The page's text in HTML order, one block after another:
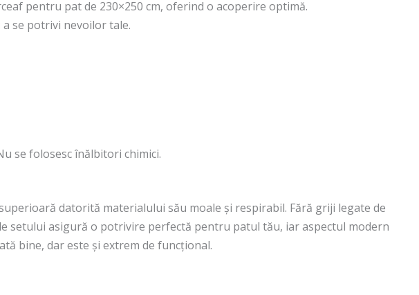
pentru pat de 230×250 cm, oferind o acoperire optimă.
a se potrivi nevoilor tale.
se folosesc înălbitori chimici.
datorită materialului său moale și respirabil. Fără griji legate de
setului asigură o potrivire perfectă pentru patul tău, iar aspectul modern
bine, dar este și extrem de funcțional.